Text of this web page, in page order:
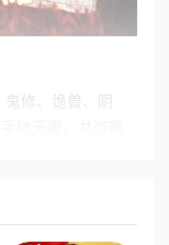
修、诡兽、阴
破天魔，共游冥
尊再领海量豪